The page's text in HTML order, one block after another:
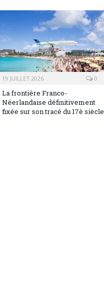
19 JUILLET 2026 0
La frontière Franco-
Néerlandaise définitivement
fixée sur son tracé du 17è siècle